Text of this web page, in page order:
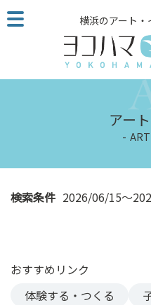
こ
の
ジ
む
横浜のアート
アー
検索条件 2026/06/15～
おすすめリンク
体験する・つくる